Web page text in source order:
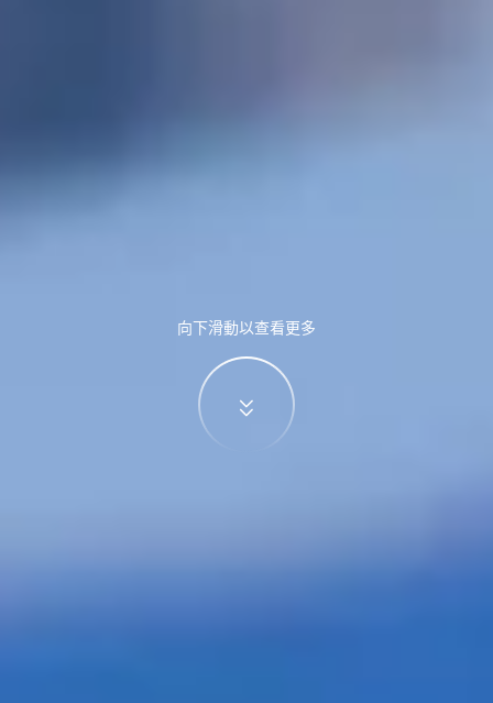
向下滑動以查看更多